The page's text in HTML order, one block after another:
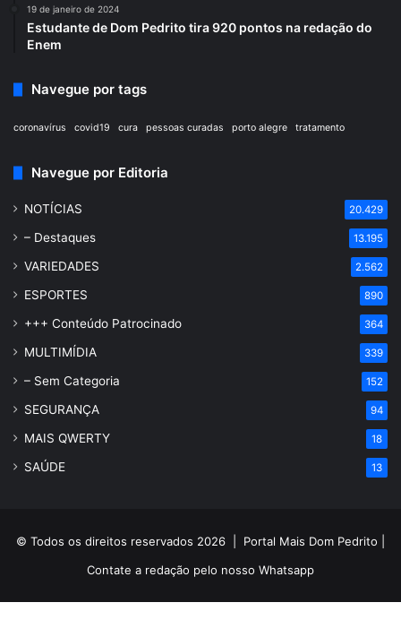
19 de janeiro de 2024
Estudante de Dom Pedrito tira 920 pontos na redação do
Enem
Navegue por tags
coronavírus covid19 cura pessoas curadas porto alegre tratamento
Navegue por Editoria
NOTÍCIAS 20.429
– Destaques 13.195
VARIEDADES 2.562
ESPORTES 890
+++ Conteúdo Patrocinado 364
MULTIMÍDIA 339
– Sem Categoria 152
SEGURANÇA 94
MAIS QWERTY 18
SAÚDE 13
© Todos os direitos reservados 2026 | Portal Mais Dom Pedrito
Contate a redação pelo nosso Whatsapp